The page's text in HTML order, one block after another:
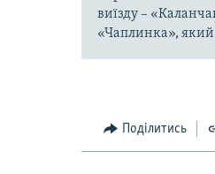
виїзду –
«Чаплинка», який
Поділитись